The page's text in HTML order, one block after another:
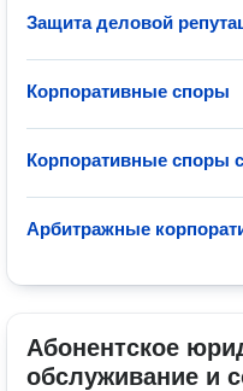
Защита деловой
Корпоративные споры
Корпоративные споры
Арбитражные
Абонентское
обслуживание и